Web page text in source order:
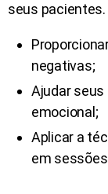
seus pacientes.
negativas;
Ajudar seus
emocional;
Aplicar a
em